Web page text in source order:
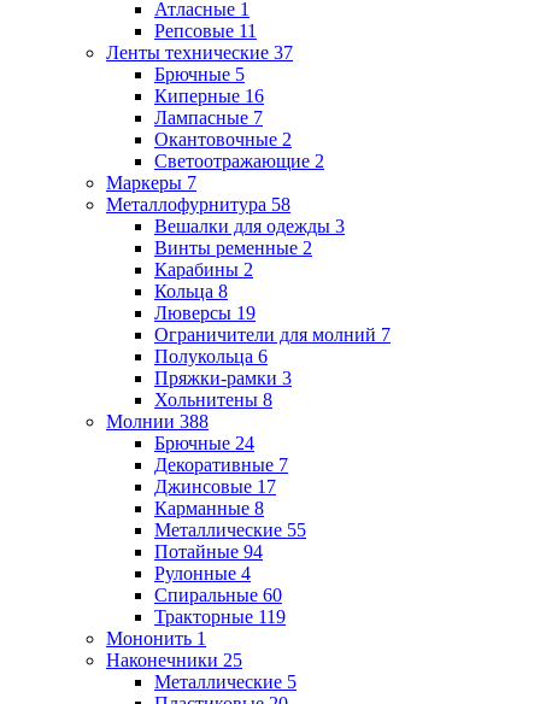
Атласные 1
Репсовые 11
Ленты технические 37
Брючные 5
Киперные 16
Лампасные 7
Окантовочные 2
Светоотражающие 2
Маркеры 7
Металлофурнитура 58
Вешалки для одежды 3
Винты ременные 2
Карабины 2
Кольца 8
Люверсы 19
Ограничители для молний 7
Полукольца 6
Пряжки-рамки 3
Хольнитены 8
Молнии 388
Брючные 24
Декоративные 7
Джинсовые 17
Карманные 8
Металлические 55
Потайные 94
Рулонные 4
Спиральные 60
Тракторные 119
Мононить 1
Наконечники 25
Металлические 5